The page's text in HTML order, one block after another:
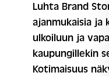
Luhta Brand
ajanmukaisia ja
ulkoiluun ja
kaupungillekin
Kotimaisuus